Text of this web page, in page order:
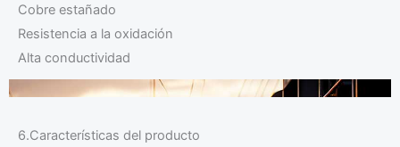
Cobre estañado
Resistencia a la oxidación
Alta conductividad
6.Características del producto